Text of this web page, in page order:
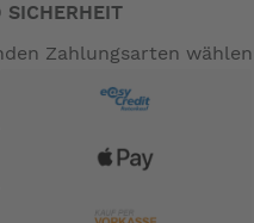
SICHERHEIT
Zahlungsarten